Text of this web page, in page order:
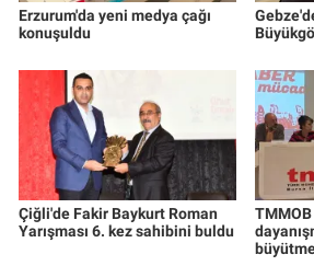
Erzurum'da yeni medya çağı
konuşuldu
Çiğli'de Fakir Baykurt Roman
Yarışması 6. kez sahibini buldu